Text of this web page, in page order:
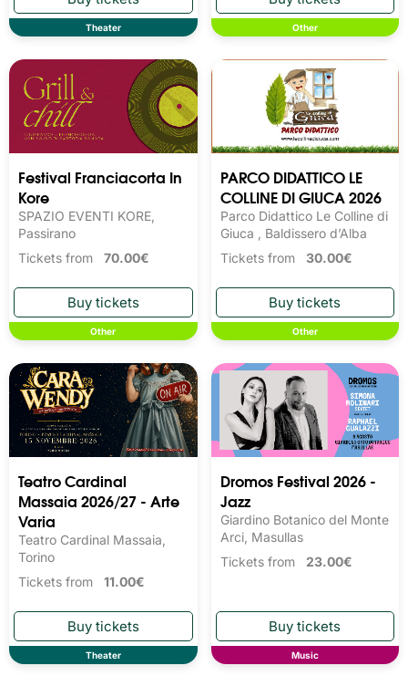
Theater Other
Festival Franciacorta In
Kore
SPAZIO EVENTI KORE,
Passirano
Tickets from 70.00€
Other
PARCO DIDATTICO LE
COLLINE DI GIUCA 2026
Parco Didattico Le Colline di
Giuca , Baldissero d’Alba
Tickets from 30.00€
Other
Teatro Cardinal
Massaia 2026/27 - Arte
Varia
Teatro Cardinal Massaia,
Torino
Tickets from 11.00€
Theater
Dromos Festival 2026 -
Jazz
Giardino Botanico del Monte
Arci, Masullas
Tickets from 23.00€
Music